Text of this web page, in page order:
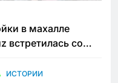
в махалле
встретилась со
ИСТОРИИ